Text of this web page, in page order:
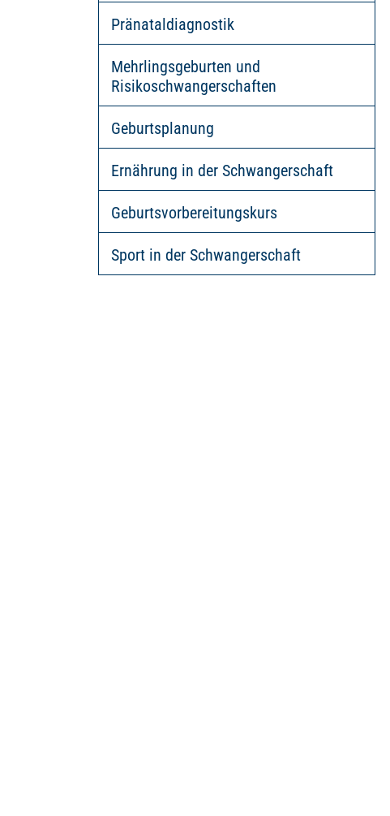
Pränataldiagnostik
Mehrlingsgeburten und
Risikoschwangerschaften
Geburtsplanung
Ernährung in der Schwangerschaft
Geburtsvorbereitungskurs
Sport in der Schwangerschaft